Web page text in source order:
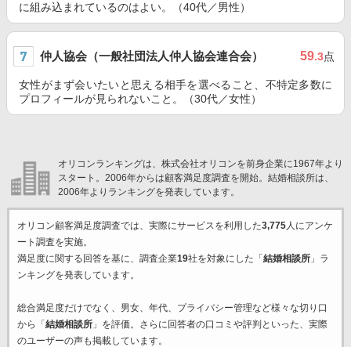
に組み込まれているのはよい。（40代／男性）
仲人協会（一般社団法人仲人協会連合会） 59.3点
女性がまず会いたいと思える相手を選べること、不特定多数に
プロフィールが見られないこと。（30代／女性）
オリコンランキングは、株式会社オリコンを前身企業に1967年より
スタート。2006年からは顧客満足度調査を開始。結婚相談所は、
2006年よりランキングを発表しています。
オリコン顧客満足度調査では、実際にサービスを利用した3,775人にアンケ
ート調査を実施。
満足度に関する回答を基に、調査企業19社を対象にした「 結婚相談所」ラ
ンキングを発表しています。
総合満足度だけでなく、男女、年代、プライバシー管理など様々な切り口
から「 結婚相談所」を評価。さらに回答者の口コミや評判といった、実際
のユーザーの声も掲載しています。